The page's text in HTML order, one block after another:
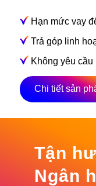
Hạn mức vay
Trả góp linh
Không yêu
Chi tiết sản
Tận
Ngân